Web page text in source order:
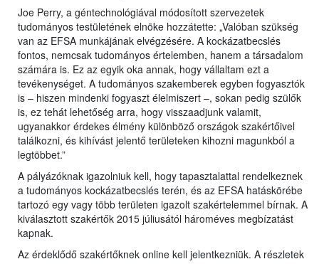
Joe Perry, a géntechnológiával módosított szervezetek
tudományos testületének elnöke hozzátette: „Valóban szükség
van az EFSA munkájának elvégzésére. A kockázatbecslés
fontos, nemcsak tudományos értelemben, hanem a társadalom
számára is. Ez az egyik oka annak, hogy vállaltam ezt a
tevékenységet. A tudományos szakemberek egyben fogyasztók
is – hiszen mindenki fogyaszt élelmiszert –, sokan pedig szülők
is, ez tehát lehetőség arra, hogy visszaadjunk valamit,
ugyanakkor érdekes élmény különböző országok szakértőivel
találkozni, és kihívást jelentő területeken kihozni magunkból a
legtöbbet.”
A pályázóknak igazolniuk kell, hogy tapasztalattal rendelkeznek
a tudományos kockázatbecslés terén, és az EFSA hatáskörébe
tartozó egy vagy több területen igazolt szakértelemmel bírnak. A
kiválasztott szakértők 2015 júliusától hároméves megbízatást
kapnak.
Az érdeklődő szakértőknek online kell jelentkezniük. A részletek